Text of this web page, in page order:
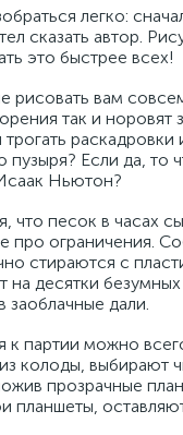
легко:
сказать автор.
это быстрее всех!
рисовать вам
так и
трогать
пузыря? Если да,
Ньютон?
что песок в часах
про ограничения.
стираются с
на десятки
заоблачные дали.
к партии можно
колоды, выбирают
прозрачные
планшеты,